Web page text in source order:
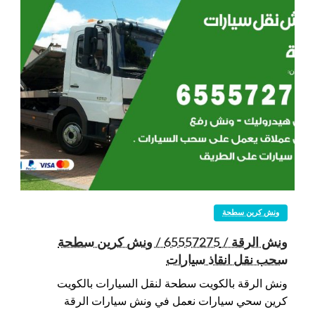
ونش كرين سطحة
ونش الرقة / 65557275 / ونش كرين سطحة
سحب نقل انقاذ سيارات
ونش الرقة بالكويت سطحة لنقل السيارات بالكويت
كرين سحي سيارات نعمل في ونش سيارات الرقة